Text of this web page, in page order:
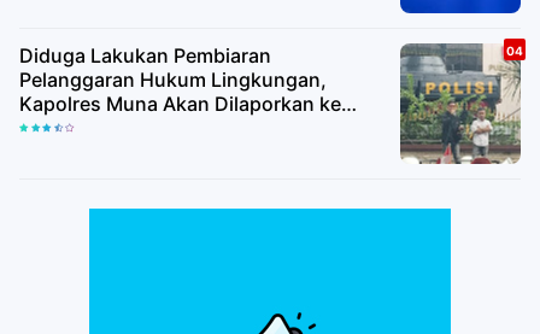
Diduga Lakukan Pembiaran
Pelanggaran Hukum Lingkungan,
Kapolres Muna Akan Dilaporkan ke
Propam Mabes Polri